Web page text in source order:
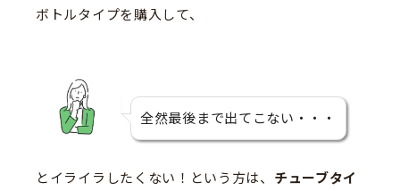
ボトルタイプを購入して、
全然最後まで出てこない・・・
とイライラしたくない！という方は、 チューブタイ